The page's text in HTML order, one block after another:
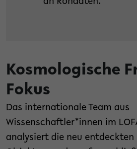
Kosmologische
Fokus
Das internationale Team aus
Wissenschaftler*innen im
analysiert die neu entdeckten